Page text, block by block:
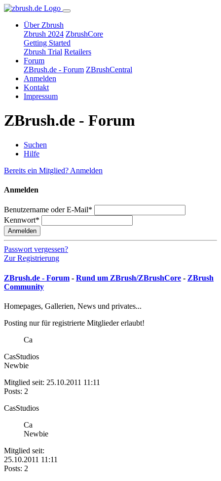
Über Zbrush
Zbrush 2024 ZbrushCore
Getting Started
Zbrush Trial Retailers
Forum
ZBrush.de - Forum ZBrushCentral
Anmelden
Kontakt
Impressum
ZBrush.de - Forum
Suchen
Hilfe
Bereits ein Mitglied? Anmelden
Anmelden
Benutzername oder E-Mail*
Kennwort*
Anmelden
Passwort vergessen?
Zur Registrierung
ZBrush.de - Forum - Rund um ZBrush/ZBrushCore - ZBrush
Community
Homepages, Gallerien, News und privates...
Posting nur für registrierte Mitglieder erlaubt!
Ca
CasStudios
Newbie
Mitglied seit: 25.10.2011 11:11
Posts: 2
CasStudios
Ca
Newbie
Mitglied seit:
25.10.2011 11:11
Posts: 2